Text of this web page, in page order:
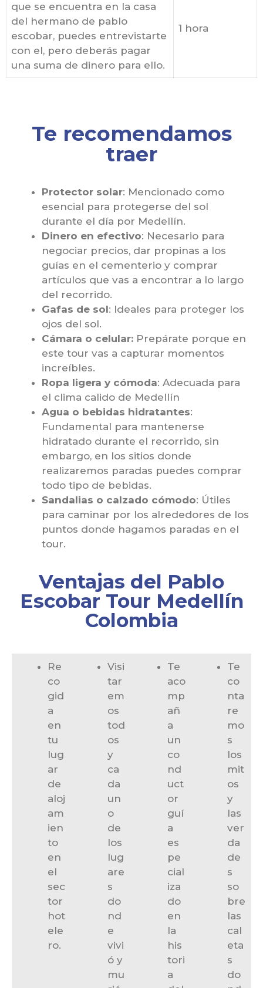
que se encuentra en la casa
del hermano de pablo
escobar, puedes entrevistarte
con el, pero deberás pagar
una suma de dinero para ello.
1 hora
Te recomendamos
traer
Protector solar: Mencionado como
esencial para protegerse del sol
durante el día por Medellín.
Dinero en efectivo: Necesario para
negociar precios, dar propinas a los
guías en el cementerio y comprar
artículos que vas a encontrar a lo largo
del recorrido.
Gafas de sol: Ideales para proteger los
ojos del sol.
Cámara o celular: Prepárate porque en
este tour vas a capturar momentos
increíbles.
Ropa ligera y cómoda: Adecuada para
el clima calido de Medellín
Agua o bebidas hidratantes:
Fundamental para mantenerse
hidratado durante el recorrido, sin
embargo, en los sitios donde
realizaremos paradas puedes comprar
todo tipo de bebidas.
Sandalias o calzado cómodo: Útiles
para caminar por los alrededores de los
puntos donde hagamos paradas en el
tour.
Ventajas del Pablo
Escobar Tour Medellín
Colombia
Re
co
gid
a
en
tu
lug
ar
de
aloj
am
ien
to
en
el
sec
tor
hot
ele
ro.
Visi
tar
em
os
tod
os
y
ca
da
un
o
de
los
lug
are
s
do
nd
e
vivi
ó y
mu
Te
aco
mp
añ
a
un
co
nd
uct
or
guí
a
es
pe
cial
iza
do
en
la
his
tori
a
Te
co
nta
re
mo
s
los
mit
os
y
las
ver
da
de
s
so
bre
las
cal
eta
s
do